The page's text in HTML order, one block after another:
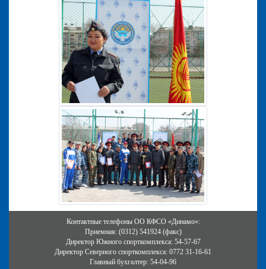
Контактные телефоны ОО КФСО «Динамо»:
Приемная: (0312) 541924 (факс)
Директор Южного спорткомплекса: 54-57-67
Директор Северного спорткомплекса: 0772 31-16-61
Главный бухгалтер: 54-04-96